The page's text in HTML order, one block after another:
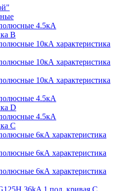
4.5кА
В
10кА характеристика
10кА характеристика
10кА характеристика
4.5кА
D
4.5кА
С
6кА характеристика
6кА характеристика
6кА характеристика
36kA 1 пол. кривая C